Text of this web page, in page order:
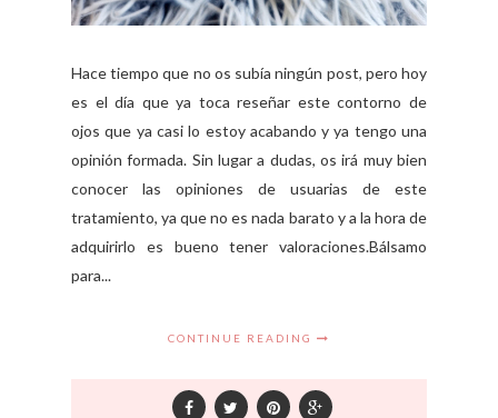
Hace tiempo que no os subía ningún post, pero hoy
es el día que ya toca reseñar este contorno de
ojos que ya casi lo estoy acabando y ya tengo una
opinión formada. Sin lugar a dudas, os irá muy bien
conocer las opiniones de usuarias de este
tratamiento, ya que no es nada barato y a la hora de
adquirirlo es bueno tener valoraciones.Bálsamo
para...
CONTINUE READING